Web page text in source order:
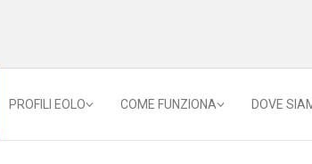
PROFILI EOLO COME FUNZIONA DOVE